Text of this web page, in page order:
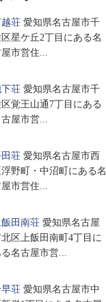
荘 愛知県名古屋市千
星ケ丘2丁目にある名
市営住...
荘 愛知県名古屋市千
覚王山通7丁目にある
屋市営...
荘 愛知県名古屋市西
浮野町・中沼町にある名
市営住...
田南荘 愛知県名古屋
区上飯田南町4丁目に
名古屋市営...
荘 愛知県名古屋市中